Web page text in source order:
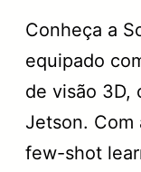
Conheça a
equipado
de visão 3D,
Jetson. Com
few-shot